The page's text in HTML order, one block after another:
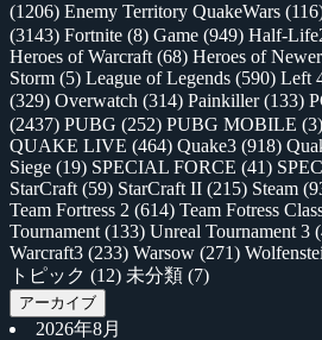
(1206) Enemy Territory QuakeWars
(3143) Fortnite (8) Game (949) Half-
Heroes of Warcraft (68) Heroes of
Storm (5) League of Legends (590) Left
(329) Overwatch (314) Painkiller(133)
(2437) PUBG (252) PUBG MOBILE (3)
QUAKE LIVE (464) Quake3 (918)
Siege (19) SPECIAL FORCE (41)
StarCraft (59) StarCraft II (215) Steam
Team Fortress 2 (614) Team Fotress
Tournament (133) Unreal Tournament 3
Warcraft3 (233) Warsow (271)
トピック (12) 未分類 (7)
アーカイブ
2026年8月